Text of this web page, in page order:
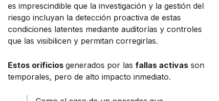
es imprescindible que la investigación y la gestión del
riesgo incluyan la detección proactiva de estas
condiciones latentes mediante auditorías y controles
que las visibilicen y permitan corregirlas.
Estos orificios generados por las fallas activas son
temporales, pero de alto impacto inmediato.